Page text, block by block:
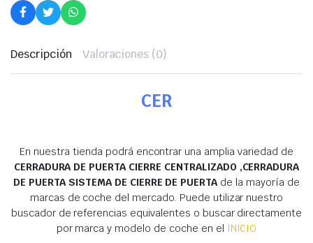
Descripción Valoraciones (0)
CER
En nuestra tienda podrá encontrar una amplia variedad de
CERRADURA DE PUERTA CIERRE CENTRALIZADO ,CERRADURA
DE PUERTA SISTEMA DE CIERRE DE PUERTA de la mayoría de
marcas de coche del mercado. Puede utilizar nuestro
buscador de referencias equivalentes o buscar directamente
por marca y modelo de coche en el INICIO